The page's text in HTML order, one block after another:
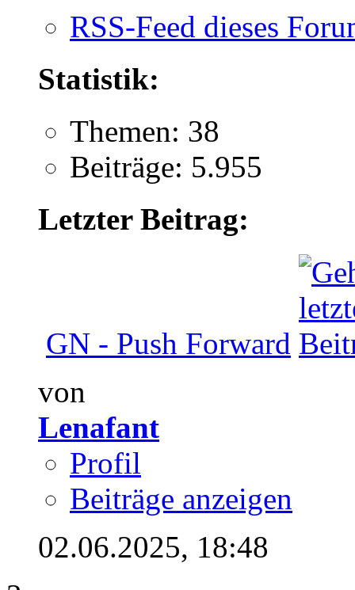
RSS-Feed dieses
Statistik:
Themen: 38
Beiträge: 5.955
Letzter Beitrag:
GN - Push Forward
von
Lenafant
Profil
Beiträge anzeigen
02.06.2025, 18:48